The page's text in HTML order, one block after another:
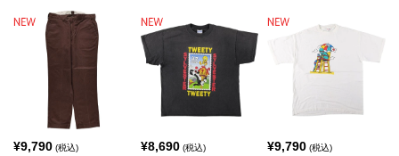
¥9,790 (税込) ¥8,690(税込) ¥9,790 (税込)